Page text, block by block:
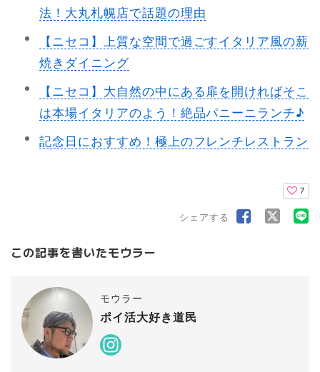
法！大丸札幌店で話題の理由
【ニセコ】上質な空間で過ごすイタリア風の薪
焼きダイニング
【ニセコ】大自然の中にある扉を開ければそこ
は本場イタリアのよう！絶品パニーニランチ♪
記念日におすすめ！極上のフレンチレストラン
7
シェアする
この記事を書いたモウラー
モウラー
ポイ活大好き道民